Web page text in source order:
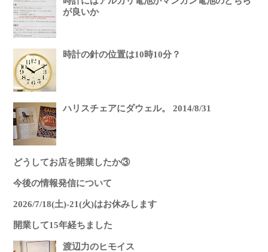
が良いか
時計の針の位置は10時10分？
ハリスチェアにダウェル。 2014/8/31
どうしてお店を開業したか③
今後の情報発信について
2026/7/18(土)-21(火)はお休みします
開業して15年経ちました
渡辺力のヒモイス